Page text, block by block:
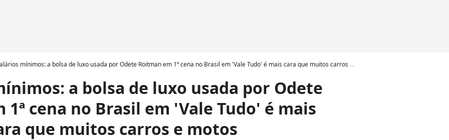
mínimos: a bolsa de luxo usada por Odete Roitman em 1ª cena no Brasil em 'Vale Tudo' é mais cara que muitos carros e motos
a bolsa de luxo usada por Odete
1ª cena no Brasil em 'Vale Tudo' é mais
que muitos carros e motos